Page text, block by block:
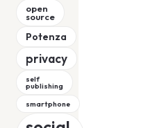
open
source
Potenza
privacy
self
publishing
smartphone